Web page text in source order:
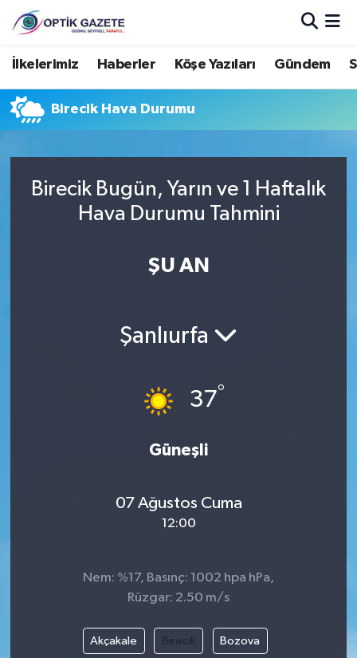
İlkelerimiz Haberler Köşe Yazıları Gündem
Birecik Hava Durumu
Birecik Bugün, Yarın ve 1 Haftalık
Hava Durumu Tahmini
ŞU AN
Şanlıurfa
37°
Güneşli
07 Ağustos Cuma
12:00
Nem: %17, Basınç: 1002 hpa hPa,
Rüzgar: 2.50 m/s
Akçakale Birecik Bozova
Nöbetçi Eczaneler
Hava Durumu
Trafik Durumu
Süper Lig Puan Durumu ve Fikstür